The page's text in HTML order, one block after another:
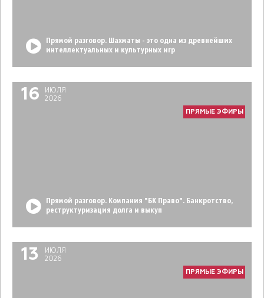
Прямой разговор. Шахматы - это одна из древнейших
интеллектуальных и культурных игр
16
ИЮЛЯ
2026
ПРЯМЫЕ ЭФИРЫ
Прямой разговор. Компания "БК Право". Банкротство,
реструктуризация долга и выкуп
13
ИЮЛЯ
2026
ПРЯМЫЕ ЭФИРЫ